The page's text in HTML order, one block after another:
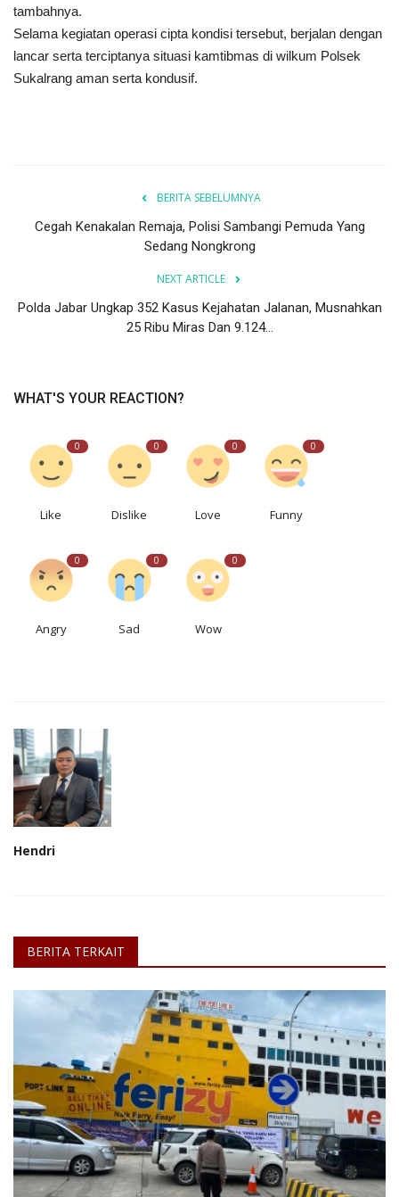
tambahnya.
Selama kegiatan operasi cipta kondisi tersebut, berjalan dengan
lancar serta terciptanya situasi kamtibmas di wilkum Polsek
Sukalrang aman serta kondusif.
BERITA SEBELUMNYA
Cegah Kenakalan Remaja, Polisi Sambangi Pemuda Yang
Sedang Nongkrong
NEXT ARTICLE
Polda Jabar Ungkap 352 Kasus Kejahatan Jalanan, Musnahkan
25 Ribu Miras Dan 9.124...
WHAT'S YOUR REACTION?
0
Like
0
Dislike
0
Love
0
Funny
0
Angry
0
Sad
0
Wow
Hendri
BERITA TERKAIT